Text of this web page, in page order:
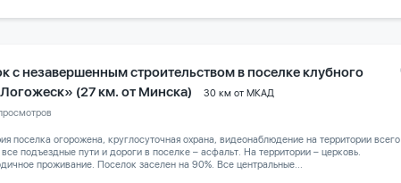
с незавершенным строительством в поселке клубного
(27 км. от Минска)
30 км от МКАД
поселка огорожена, круглосуточная охрана, видеонаблюдение на территории всего
подъездные пути и дороги в поселке – асфальт. На территории – церковь.
проживание. Поселок заселен на 90%. Все центральные...